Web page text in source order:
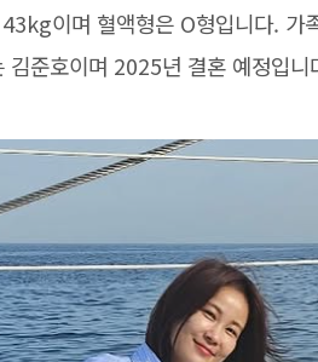
이며 혈액형은 O형입니다. 가
김준호이며 2025년 결혼 예정입니